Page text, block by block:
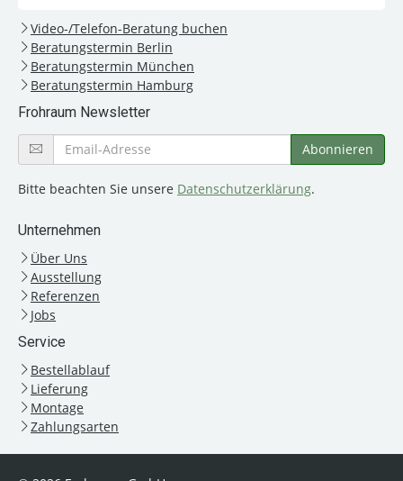
Video-/Telefon-Beratung buchen
Beratungstermin Berlin
Beratungstermin München
Beratungstermin Hamburg
Frohraum Newsletter
Bitte beachten Sie unsere Datenschutzerklärung.
Unternehmen
Über Uns
Ausstellung
Referenzen
Jobs
Service
Bestellablauf
Lieferung
Montage
Zahlungsarten